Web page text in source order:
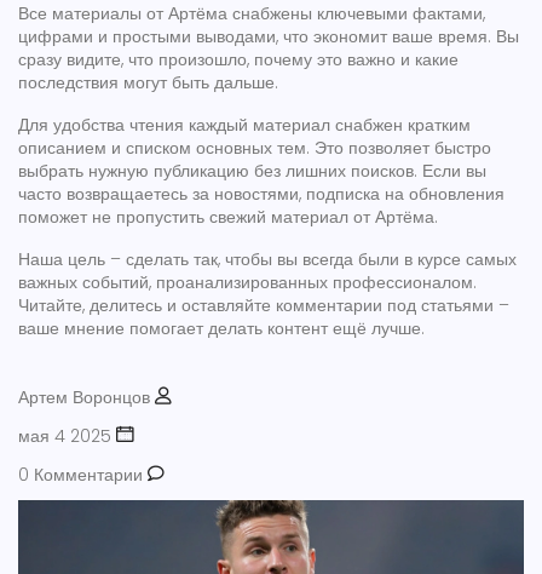
Все материалы от Артёма снабжены ключевыми фактами,
цифрами и простыми выводами, что экономит ваше время. Вы
сразу видите, что произошло, почему это важно и какие
последствия могут быть дальше.
Для удобства чтения каждый материал снабжен кратким
описанием и списком основных тем. Это позволяет быстро
выбрать нужную публикацию без лишних поисков. Если вы
часто возвращаетесь за новостями, подписка на обновления
поможет не пропустить свежий материал от Артёма.
Наша цель – сделать так, чтобы вы всегда были в курсе самых
важных событий, проанализированных профессионалом.
Читайте, делитесь и оставляйте комментарии под статьями –
ваше мнение помогает делать контент ещё лучше.
Артем Воронцов
мая 4 2025
0 Комментарии